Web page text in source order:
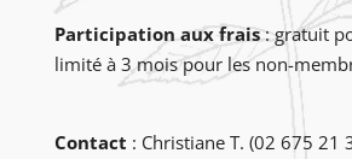
Participation aux frais: gratuit
limité à 3 mois pour les non-
Contact : Christiane T. (02 675 21